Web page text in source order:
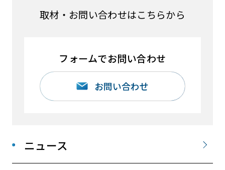
ニュース
取材・お問い合わせはこちらから
フォームでお問い合わせ
お問い合わせ